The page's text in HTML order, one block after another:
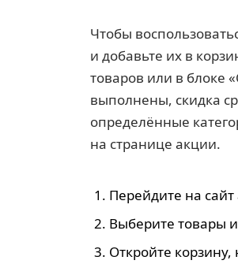
Чтобы
и добавьте их в
товаров или в блоке
выполнены, скидка
определённые
на странице акции.
Перейдите на
Выберите товары
Откройте